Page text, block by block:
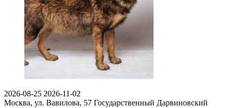
2026-08-25 2026-11-02
Москва, ул. Вавилова, 57 Государственный Дарвиновский